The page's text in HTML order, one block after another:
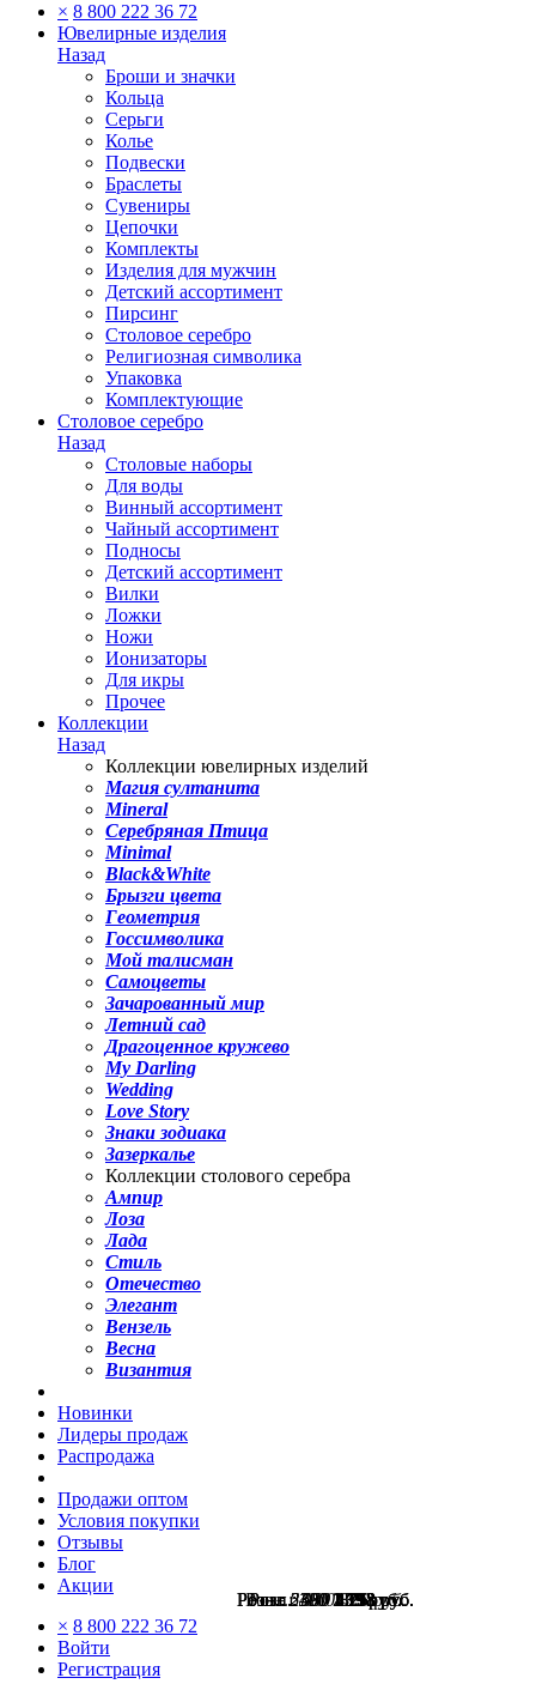
Розн.:580 435руб.
Розн.:1100 825руб.
Розн.:2390 1 793руб.
Розн.:2390 1 793руб.
Розн.:6480 2 138руб.
Розн.:450 239руб.
× 8 800 222 36 72
Ювелирные изделия
Назад
Броши и значки
Кольца
Серьги
Колье
Подвески
Браслеты
Сувениры
Цепочки
Комплекты
Изделия для мужчин
Детский ассортимент
Пирсинг
Столовое серебро
Религиозная символика
Упаковка
Комплектующие
Столовое серебро
Назад
Столовые наборы
Для воды
Винный ассортимент
Чайный ассортимент
Подносы
Детский ассортимент
Вилки
Ложки
Ножи
Ионизаторы
Для икры
Прочее
Коллекции
Назад
Коллекции ювелирных изделий
Магия султанита
Mineral
Серебряная Птица
Minimal
Black&White
Брызги цвета
Геометрия
Госсимволика
Мой талисман
Самоцветы
Зачарованный мир
Летний сад
Драгоценное кружево
My Darling
Wedding
Love Story
Знаки зодиака
Зазеркалье
Коллекции столового серебра
Ампир
Лоза
Лада
Стиль
Отечество
Элегант
Вензель
Весна
Византия
Новинки
Лидеры продаж
Распродажа
Продажи оптом
Условия покупки
Отзывы
Блог
Акции
× 8 800 222 36 72
Войти
Регистрация